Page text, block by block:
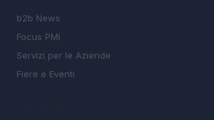
b2b News
Focus PMI
Servizi per le Aziende
Fiere e Eventi